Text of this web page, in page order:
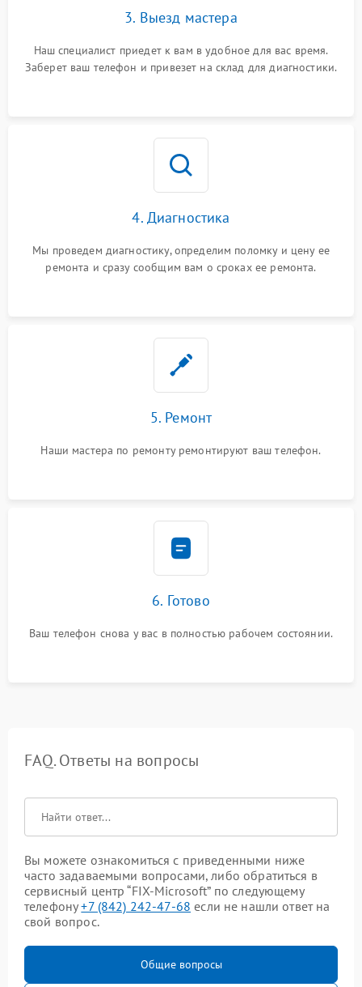
3. Выезд мастера
Наш специалист приедет к вам в удобное для вас время.
Заберет ваш телефон и привезет на склад для диагностики.
4. Диагностика
Мы проведем диагностику, определим поломку и цену ее
ремонта и сразу сообщим вам о сроках ее ремонта.
5. Ремонт
Наши мастера по ремонту ремонтируют ваш телефон.
6. Готово
Ваш телефон снова у вас в полностью рабочем состоянии.
FAQ. Ответы на вопросы
Вы можете ознакомиться с приведенными ниже
часто задаваемыми вопросами, либо обратиться в
сервисный центр “FIX-Microsoft” по следующему
телефону+7 (842) 242-47-68 если не нашли ответ на
свой вопрос.
Общие вопросы